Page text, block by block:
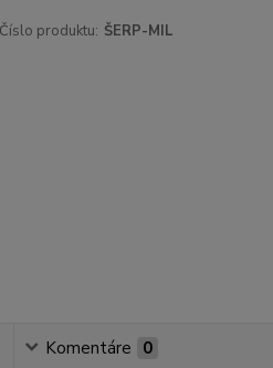
Číslo produktu: ŠERP-MIL
Komentáre 0